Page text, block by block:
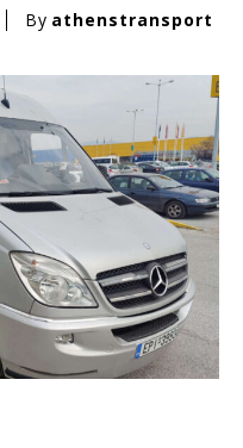
By athenstransport